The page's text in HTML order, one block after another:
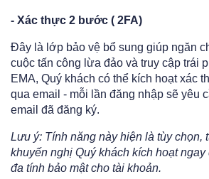
- Xác thực 2 bước ( 2FA)
Đây là lớp bảo vệ bổ sung giúp ngăn
cuộc tấn công lừa đảo và truy cập trái
EMA, Quý khách có thể kích hoạt xác
qua email - mỗi lần đăng nhập sẽ yêu
email đã đăng ký.
Lưu ý: Tính năng này hiện là tùy chọn,
khuyến nghị Quý khách kích hoạt
đa tính bảo mật cho tài khoản.